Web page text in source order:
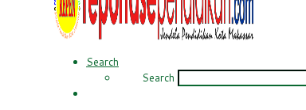
Search
Search